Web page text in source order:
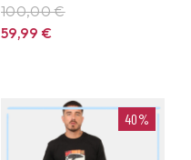
100,00 €
59,99€
40%